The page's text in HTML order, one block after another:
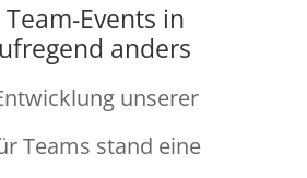
Events in
anders
unserer
Teams stand eine